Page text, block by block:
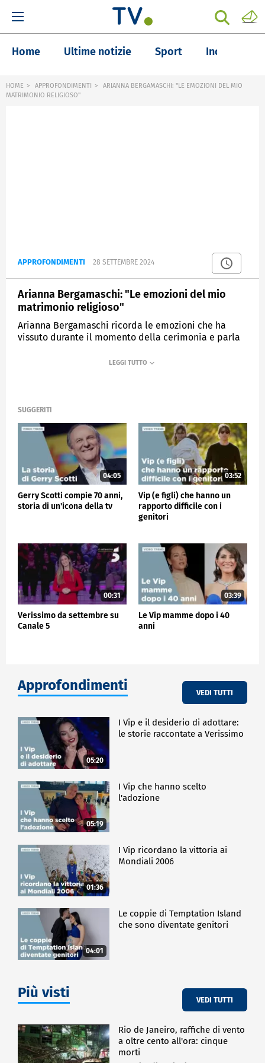
Home Ultime notizie Sport Inchieste
HOME APPROFONDIMENTI
ARIANNA BERGAMASCHI: "LE EMOZIONI DEL MIO
MATRIMONIO RELIGIOSO"
APPROFONDIMENTI 28 SETTEMBRE 2024
Arianna Bergamaschi: "Le emozioni del mio
matrimonio religioso"
Arianna Bergamaschi ricorda le emozioni che ha
vissuto durante il momento della cerimonia e parla
SUGGERITI
04:05
Gerry Scotti compie 70 anni,
storia di un'icona della tv
03:52
Vip (e figli) che hanno un
rapporto difficile con i
genitori
00:31
Verissimo da settembre su
Canale 5
03:39
Le Vip mamme dopo i 40
anni
Approfondimenti VEDI TUTTI
05:20
I Vip e il desiderio di adottare:
le storie raccontate a Verissimo
05:19
I Vip che hanno scelto
l'adozione
01:36
I Vip ricordano la vittoria ai
Mondiali 2006
04:01
Le coppie di Temptation Island
che sono diventate genitori
Più visti VEDI TUTTI
Rio de Janeiro, raffiche di vento
a oltre cento all'ora: cinque
morti